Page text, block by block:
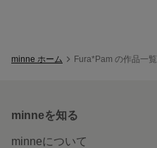
minne ホーム Fura*Pam の作品一覧
minneを知る
minneについて